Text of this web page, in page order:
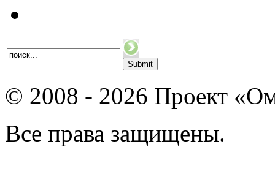
© 2008 - 2026 Проект
Все права защищены.